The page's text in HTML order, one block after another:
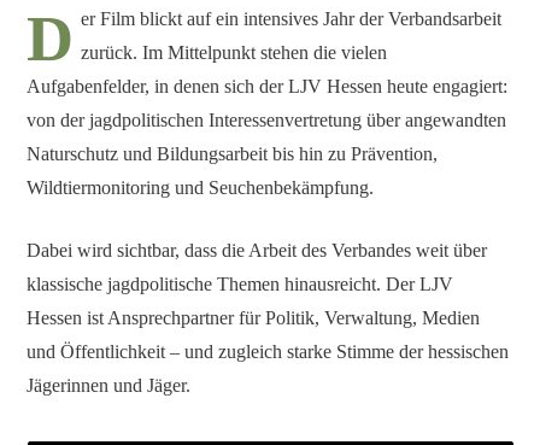
D er Film blickt auf ein intensives Jahr der Verbandsarbeit
zurück. Im Mittelpunkt stehen die vielen
Aufgabenfelder, in denen sich der LJV Hessen heute engagiert:
von der jagdpolitischen Interessenvertretung über angewandten
Naturschutz und Bildungsarbeit bis hin zu Prävention,
Wildtiermonitoring und Seuchenbekämpfung.
Dabei wird sichtbar, dass die Arbeit des Verbandes weit über
klassische jagdpolitische Themen hinausreicht. Der LJV
Hessen ist Ansprechpartner für Politik, Verwaltung, Medien
und Öffentlichkeit – und zugleich starke Stimme der hessischen
Jägerinnen und Jäger.